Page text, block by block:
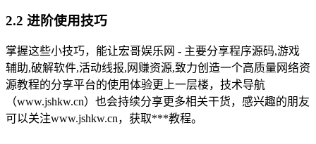
2.2 进阶使用技巧
掌握这些小技巧，能让宏哥娱乐网 - 主要分享程序源码,游戏
辅助,破解软件,活动线报,网赚资源,致力创造一个高质量网络资
源教程的分享平台的使用体验更上一层楼，技术导航
（www.jshkw.cn）也会持续分享更多相关干货，感兴趣的朋友
可以关注www.jshkw.cn，获取***教程。